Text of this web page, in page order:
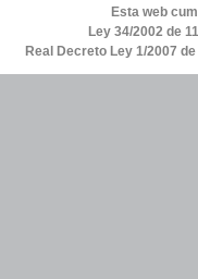
Esta web
Ley 34/2002 de
Real Decreto Ley 1/2007